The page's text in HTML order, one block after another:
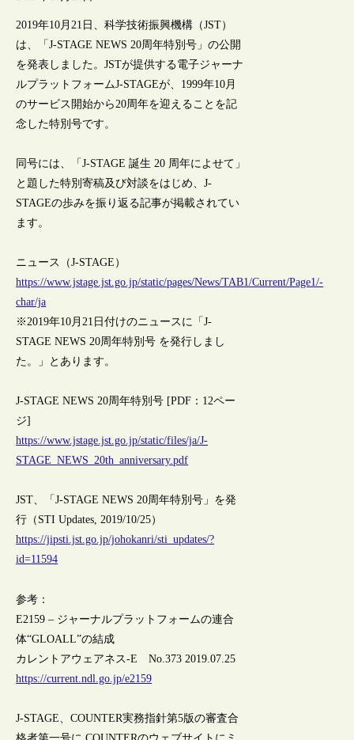
2019年10月21日、科学技術振興機構（JST）
は、「J-STAGE NEWS 20周年特別号」の公開
を発表しました。JSTが提供する電子ジャーナ
ルプラットフォームJ-STAGEが、1999年10月
のサービス開始から20周年を迎えることを記
念した特別号です。
同号には、「J-STAGE 誕生 20 周年によせて」
と題した特別寄稿及び対談をはじめ、J-
STAGEの歩みを振り返る記事が掲載されてい
ます。
ニュース（J-STAGE）
https://www.jstage.jst.go.jp/static/pages/News/TAB1/Current/Page1/-
char/ja
※2019年10月21日付けのニュースに「J-
STAGE NEWS 20周年特別号 を発行しまし
た。」とあります。
J-STAGE NEWS 20周年特別号 [PDF：12ペー
ジ]
https://www.jstage.jst.go.jp/static/files/ja/J-
STAGE_NEWS_20th_anniversary.pdf
JST、「J-STAGE NEWS 20周年特別号」を発
行（STI Updates, 2019/10/25）
https://jipsti.jst.go.jp/johokanri/sti_updates/?
id=11594
参考：
E2159 – ジャーナルプラットフォームの連合
体“GLOALL”の結成
カレントアウェアネス-E No.373 2019.07.25
https://current.ndl.go.jp/e2159
J-STAGE、COUNTER実務指針第5版の審査合